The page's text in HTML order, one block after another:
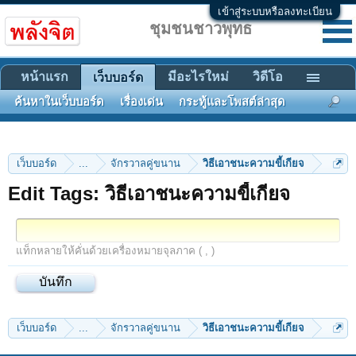
เข้าสู่ระบบหรือลงทะเบียน
เว็บบอร์ด ... จักรวาลคู่ขนาน วิธีเอาชนะความขี้เกียจ
Edit Tags: วิธีเอาชนะความขี้เกียจ
แท็กหลายให้คั่นด้วยเครื่องหมายจุลภาค ( , )
เว็บบอร์ด ... จักรวาลคู่ขนาน วิธีเอาชนะความขี้เกียจ
ชุมชนชาวพุทธ
หน้าแรก เว็บบอร์ด
ค้นหาในเว็บบอร์ด เรื่องเด่น กระทู้และโพสต์ล่าสุด
มีอะไรใหม่ วิดีโอ